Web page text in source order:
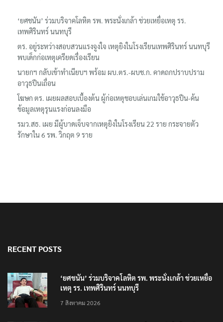
‘ยศชนัน’ ร่วมบริจาคโลหิต รพ. พระนั่งเกล้า ช่วยเหยื่อเหตุ รร.
เทพศิรินทร์ นนทบุรี
ตร. อยู่ระหว่างสอบสวนแรงจูงใจ เหตุยิงในโรงเรียนเทพศิรินทร์ นนทบุรี
พบเด็กก่อเหตุเครียดเรื่องเรียน
นายกฯ กลับเข้าทำเนียบฯ พร้อม ผบ.ตร.-ผบช.ก. คาดถกปราบปราม
อาวุธปืนเถื่อน
โฆษก ตร. เผยผลสอบเบื้องต้น ผู้ก่อเหตุชอบเล่นเกมใช้อาวุธปืน-ค้น
ข้อมูลเหตุรุนแรงก่อนลงมือ
รมว.สธ. เผย มีผู้บาดเจ็บจากเหตุยิงในโรงเรียน 22 ราย กระจายตัว
รักษาใน 6 รพ. วิกฤต 9 ราย
RECENT POSTS
‘ยศชนัน’ ร่วมบริจาคโลหิต รพ. พระนั่งเกล้า ช่วยเหยื่อ
เหตุ รร. เทพศิรินทร์ นนทบุรี
7 สิงหาคม 2026